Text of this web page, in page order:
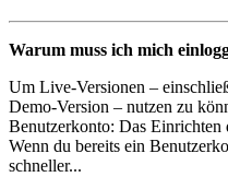
Warum muss ich mich
Um Live-Versionen –
Demo-Version – nutzen zu
Benutzerkonto: Das Einrichten
Wenn du bereits ein
schneller...